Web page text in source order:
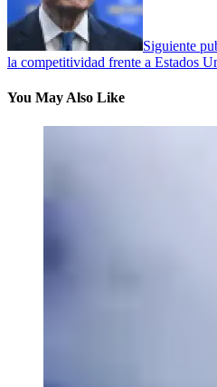
Siguiente
la competitividad frente a Estados
You May Also Like